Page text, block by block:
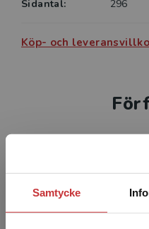
Samtycke
Sidantal:
296
Köp- och